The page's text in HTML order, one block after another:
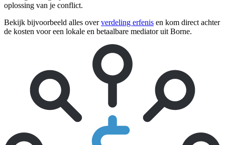
oplossing van je conflict.
Bekijk bijvoorbeeld alles oververdeling erfenis en kom direct achter
de kosten voor een lokale en betaalbare mediator uit Borne.